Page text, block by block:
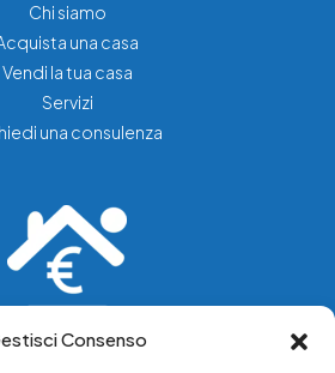
Consenso
Chi siamo
una casa
Vendi la tua casa
Servizi
una consulenza